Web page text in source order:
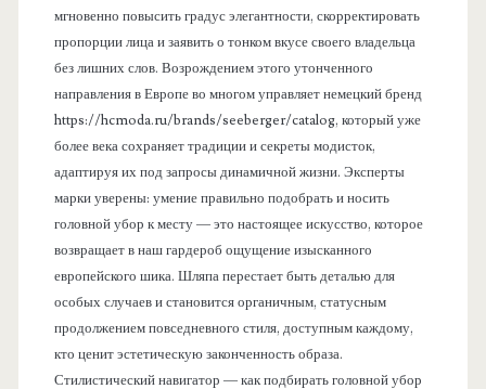
мгновенно повысить градус элегантности, скорректировать
пропорции лица и заявить о тонком вкусе своего владельца
без лишних слов. Возрождением этого утонченного
направления в Европе во многом управляет немецкий бренд
https://hcmoda.ru/brands/seeberger/catalog, который уже
более века сохраняет традиции и секреты модисток,
адаптируя их под запросы динамичной жизни. Эксперты
марки уверены: умение правильно подобрать и носить
головной убор к месту — это настоящее искусство, которое
возвращает в наш гардероб ощущение изысканного
европейского шика. Шляпа перестает быть деталью для
особых случаев и становится органичным, статусным
продолжением повседневного стиля, доступным каждому,
кто ценит эстетическую законченность образа.
Стилистический навигатор — как подбирать головной убор